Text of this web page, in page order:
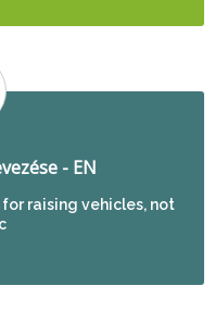
- EN
raising vehicles, not